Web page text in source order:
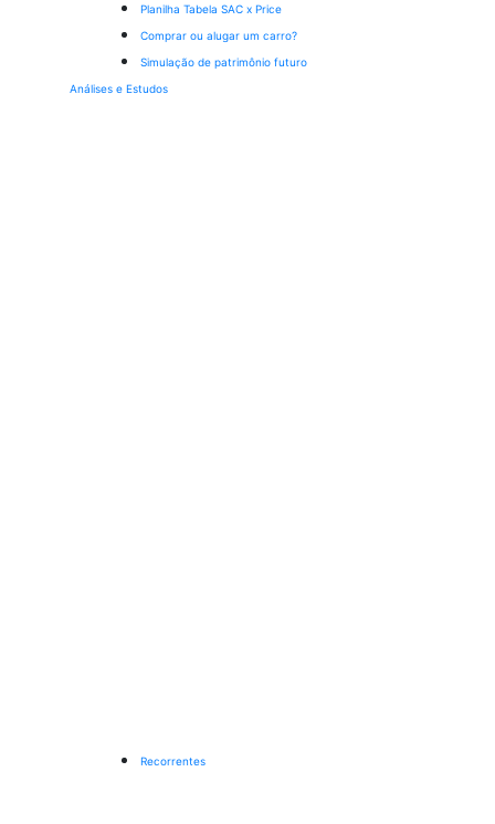
Planilha Tabela SAC x Price
Comprar ou alugar um carro?
Simulação de patrimônio futuro
Análises e Estudos
Recorrentes